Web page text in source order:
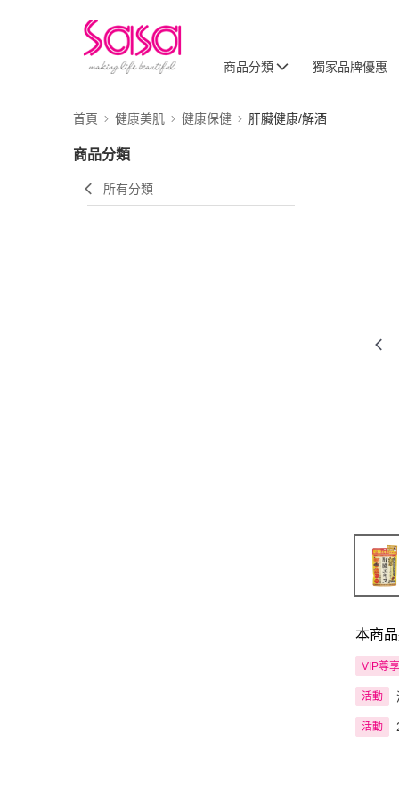
商品分類 獨家品牌優惠
首頁 健康美肌 健康保健 肝臟健康/解酒
商品分類
所有分類
本商
VIP尊享
活動
活動